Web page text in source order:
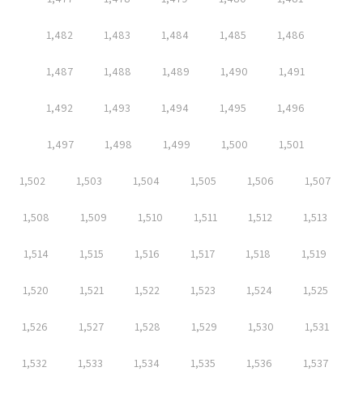
1,482 1,483 1,484 1,485 1,486
1,487 1,488 1,489 1,490 1,491
1,492 1,493 1,494 1,495 1,496
1,497 1,498 1,499 1,500 1,501
1,502 1,503 1,504 1,505 1,506 1,507
1,508 1,509 1,510 1,511 1,512 1,513
1,514 1,515 1,516 1,517 1,518 1,519
1,520 1,521 1,522 1,523 1,524 1,525
1,526 1,527 1,528 1,529 1,530 1,531
1,532 1,533 1,534 1,535 1,536 1,537